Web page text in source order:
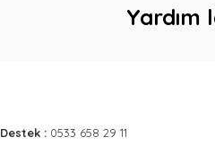
Yardım
: 0533 658 29 11